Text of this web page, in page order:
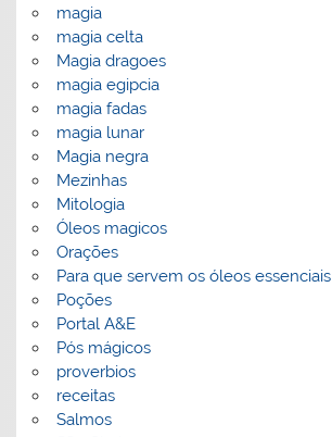
magia
magia celta
Magia dragoes
magia egipcia
magia fadas
magia lunar
Magia negra
Mezinhas
Mitologia
Óleos magicos
Orações
Para que servem os óleos essenciais
Poções
Portal A&E
Pós mágicos
proverbios
receitas
Salmos